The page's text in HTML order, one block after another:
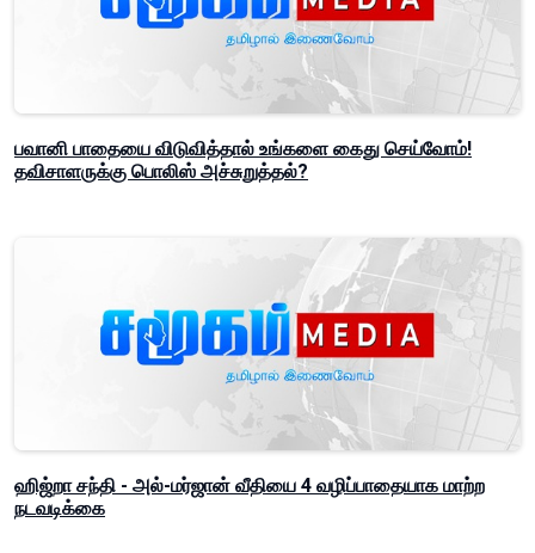
பவானி பாதையை விடுவித்தால் உங்களை கைது செய்வோம்!
தவிசாளருக்கு பொலிஸ் அச்சுறுத்தல்?
ஹிஜ்றா சந்தி - அல்-மர்ஜான் வீதியை 4 வழிப்பாதையாக மாற்ற
நடவடிக்கை